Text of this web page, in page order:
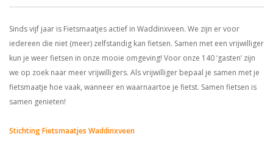
Sinds vijf jaar is Fietsmaatjes actief in Waddinxveen. We zijn er voor
iedereen die niet (meer) zelfstandig kan fietsen. Samen met een vrijwilliger
kun je weer fietsen in onze mooie omgeving! Voor onze 140 ‘gasten’ zijn
we op zoek naar meer vrijwilligers. Als vrijwilliger bepaal je samen met je
fietsmaatje hoe vaak, wanneer en waarnaartoe je fietst. Samen fietsen is
samen genieten!
Stichting Fietsmaatjes Waddinxveen